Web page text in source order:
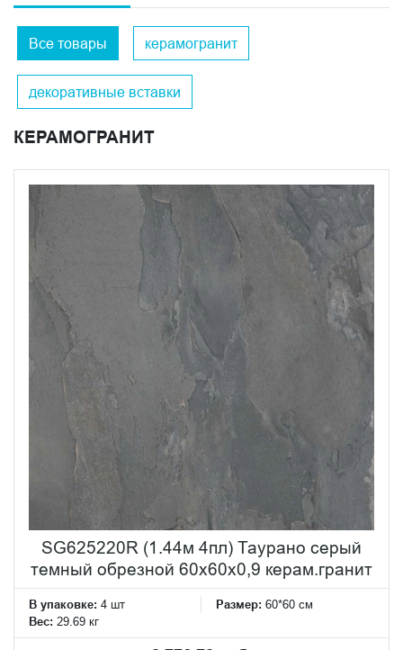
Все товары керамогранит
декоративные вставки
КЕРАМОГРАНИТ
SG625220R (1.44м 4пл) Таурано серый
темный обрезной 60x60x0,9 керам.гранит
В упаковке: 4 шт Размер: 60*60 см
Вес: 29.69 кг